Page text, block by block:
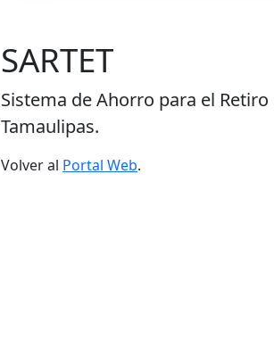
SARTET
Sistema de Ahorro para el
Tamaulipas.
Volver al Portal Web.